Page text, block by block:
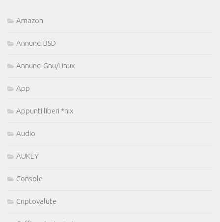
Amazon
Annunci BSD
Annunci Gnu/Linux
App
Appunti liberi *nix
Audio
AUKEY
Console
Criptovalute